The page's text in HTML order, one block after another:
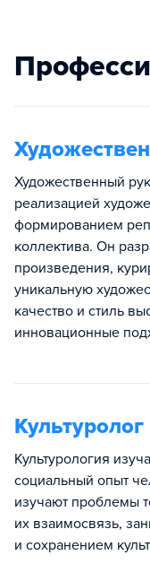
Художественный
реализацией
формированием
коллектива. Он
произведения,
уникальную
качество и стиль
инновационные
Культуролог
Культурология
социальный опыт
изучают проблемы
их взаимосвязь,
и сохранением